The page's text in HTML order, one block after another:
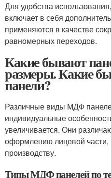
Для удобства
включает в себя
применяются в качестве
равномерных переходов.
Какие бывают
размеры. Какие
панели?
Различные виды МДФ
индивидуальные
увеличивается. Они
оформлению лицевой
производству.
Типы МДФ панелей по